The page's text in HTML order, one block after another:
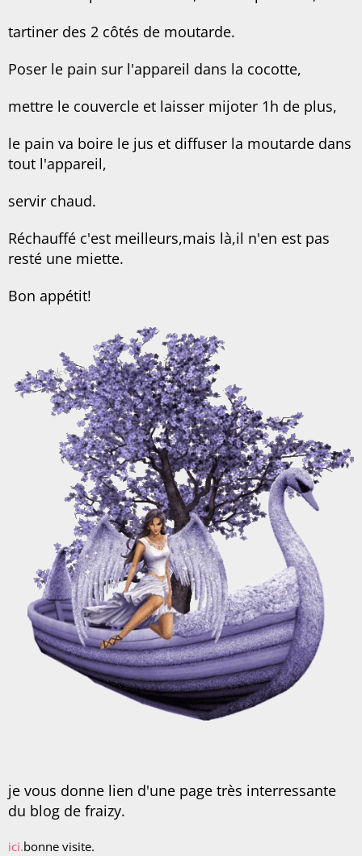
tartiner des 2 côtés de moutarde.
Poser le pain sur l'appareil dans la cocotte,
mettre le couvercle et laisser mijoter 1h de plus,
le pain va boire le jus et diffuser la moutarde dans
tout l'appareil,
servir chaud.
Réchauffé c'est meilleurs,mais là,il n'en est pas
resté une miette.
Bon appétit!
je vous donne lien d'une page très interressante
du blog de fraizy.
ici.bonne visite.